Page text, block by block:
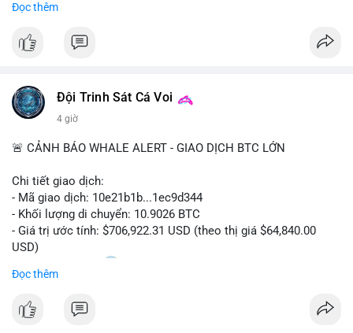
trong các lĩnh vực ô tô, logistics và thiết bị thông minh.
Doanh nghiệp cần theo dõi xu hướng này để nắm bắt cơ hội
Đọc thêm
Đội Trinh Sát Cá Voi
4 giờ
🚨 CẢNH BÁO WHALE ALERT - GIAO DỊCH BTC LỚN
Chi tiết giao dịch:
- Mã giao dịch: 10e21b1b...1ec9d344
- Khối lượng di chuyển: 10.9026 BTC
- Giá trị ước tính: $706,922.31 USD (theo thị giá $64,840.00
USD)
- Thời gian: 18:20
Nhận định phân tích:
Giao dịch 10.9 BTC trị giá hơn 706 nghìn USD được thực hiện
Đọc thêm